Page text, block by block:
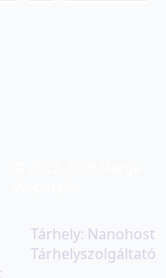
Tárhely: Nanohost
Tárhelyszolgáltató